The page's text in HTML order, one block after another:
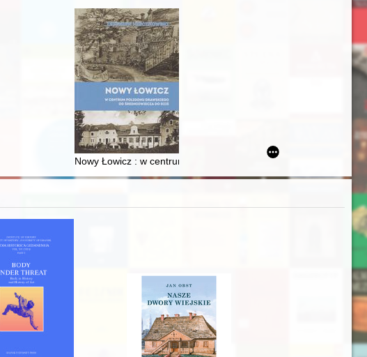
z rodu ŚlązakaNowy Łowicz : w centrum poligonu drawskiego od średniowiecza